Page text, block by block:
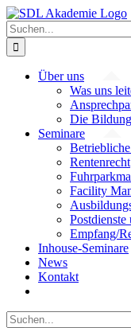
Zum
Inhalt
springen
Suche
nach:
Über uns
Was uns
Die
Seminare
Rentenrecht
Facility
Empfang/
Inhouse-Seminare
News
Kontakt
Suche